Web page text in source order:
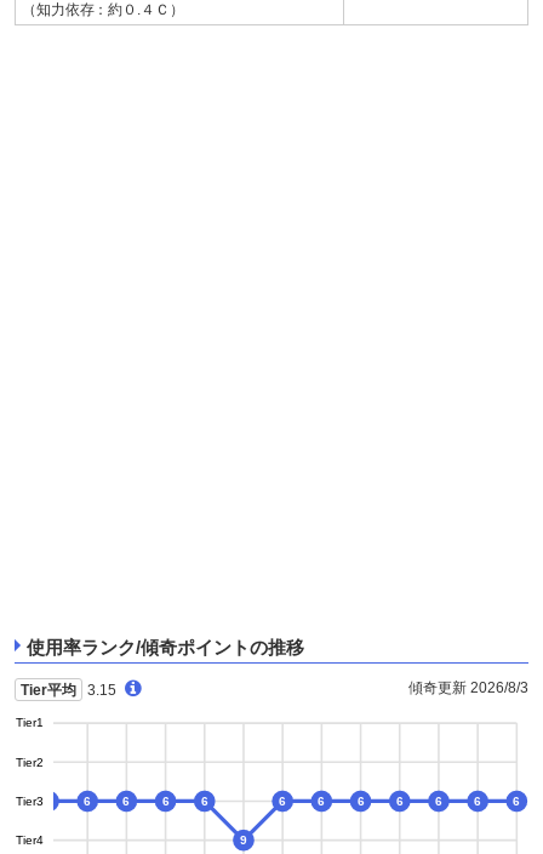
（知力依存：約０.４Ｃ）
使用率ランク/傾奇ポイントの推移
Tier平均 3.15 傾奇更新 2026/8/3
Tier1
Tier2
Tier3
Tier4
6 6 6 6
9
6 6 6 6 6 6 6